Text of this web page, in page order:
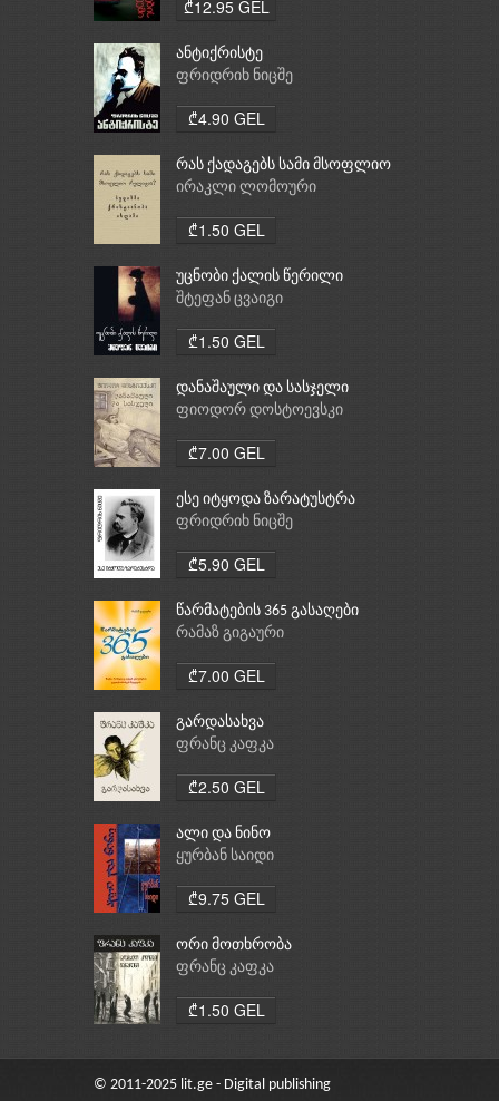
₾12.95 GEL
ანტიქრისტე
ფრიდრიხ ნიცშე
₾4.90 GEL
რას ქადაგებს სამი მსოფლიო
რელიგია: ბუდიზმი,
ირაკლი ლომოური
₾1.50 GEL
უცნობი ქალის წერილი
შტეფან ცვაიგი
₾1.50 GEL
დანაშაული და სასჯელი
ფიოდორ დოსტოევსკი
₾7.00 GEL
ესე იტყოდა ზარატუსტრა
ფრიდრიხ ნიცშე
₾5.90 GEL
წარმატების 365 გასაღები
რამაზ გიგაური
₾7.00 GEL
გარდასახვა
ფრანც კაფკა
₾2.50 GEL
ალი და ნინო
ყურბან საიდი
₾9.75 GEL
ორი მოთხრობა
ფრანც კაფკა
₾1.50 GEL
© 2011-2025 lit.ge - Digital publishing